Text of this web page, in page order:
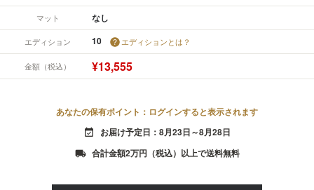
マット なし
エディション 10 エディションとは？
金額（税込） ¥13,555
あなたの保有ポイント：ログインすると表示されます
event_available お届け予定日：8月23日～8月28日
local_shipping 合計金額2万円（税込）以上で送料無料